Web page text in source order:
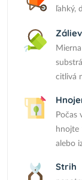
ľahký,
citlivá
Počas
hnojte
alebo
Strih